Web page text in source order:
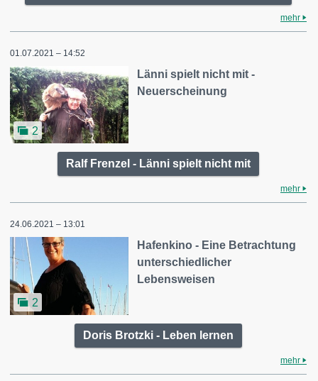
mehr
01.07.2021 – 14:52
2
Länni spielt nicht mit -
Neuerscheinung
Ralf Frenzel - Länni spielt nicht mit
mehr
24.06.2021 – 13:01
2
Hafenkino - Eine Betrachtung
unterschiedlicher
Lebensweisen
Doris Brotzki - Leben lernen
mehr